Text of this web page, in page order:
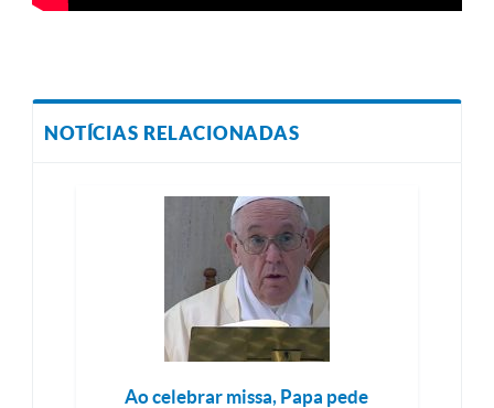
NOTÍCIAS RELACIONADAS
Ao celebrar missa, Papa pede